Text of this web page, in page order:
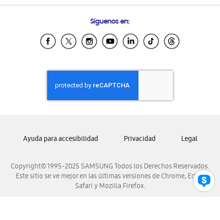
Samsung Ecuador
Samsung El Salvador
Samsung Honduras
Samsung Nicaragua
Samsung Panamá
Samsung Venezuela
Síguenos en:
Copyright© 1995-2025 SAMSUNG Todos los Derechos Reservados.
Este sitio se ve mejor en las últimas versiones de Chrome, Edge,
Safari y Mozilla Firefox.
Ayuda para accesibilidad Privacidad Legal